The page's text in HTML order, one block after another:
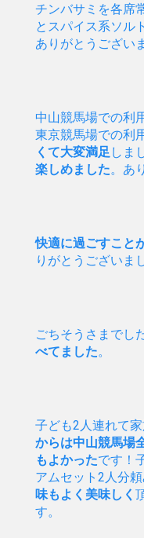
チンバサミを各席
とスパイス系ソル
ありがとうござい
中山競馬場での利
東京競馬場での利
くて大変満足 しま
楽しめました。あ
快適に過ごすこと
りがとうございま
ごちそうさまでした
べてました。
子ども2人連れて家
からは中山競馬場
もよかったです！
アムセット2人分
味もよく美味しく
す。